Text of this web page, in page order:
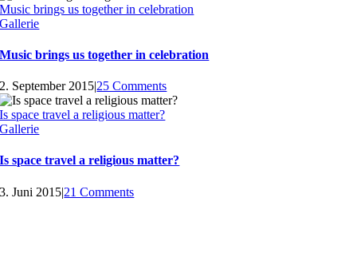
Music brings us together in celebration
Gallerie
Music brings us together in celebration
2. September 2015|25 Comments
Is space travel a religious matter?
Gallerie
Is space travel a religious matter?
3. Juni 2015|21 Comments